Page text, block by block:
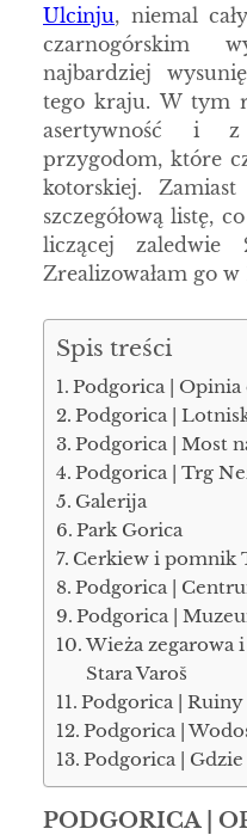
Ulcinju, niemal
czarnogórskim
najbardziej
tego kraju. W tym
asertywność i z
przygodom, które
kotorskiej.
szczegółową listę,
liczącej zaledwie
Zrealizowałam go w
Spis treści
Podgorica |
Podgorica |
Podgorica | Most
Podgorica | Trg
Galerija
Park Gorica
Cerkiew i pomnik
Podgorica |
Podgorica |
Wieża zegarowa
Stara Varoš
Podgorica |
Podgorica |
Podgorica | Gdzie
PODGORICA |